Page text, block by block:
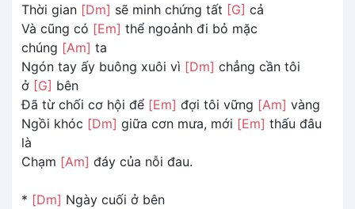
Thời gian [Dm] sẽ minh chứng tất [G] cả
Và cũng có [Em] thể ngoảnh đi bỏ mặc
chúng [Am] ta
Ngón tay ấy buông xuôi vì [Dm] chẳng cần tôi
ở [G] bên
Đã từ chối cơ hội để [Em] đợi tôi vững [Am] vàng
Ngồi khóc [Dm] giữa cơn mưa, mới [Em] thấu đâu
là
Chạm [Am] đáy của nỗi đau.
* [Dm] Ngày cuối ở bên